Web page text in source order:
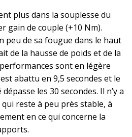
plus dans la souplesse du
gain de couple (+10 Nm).
peu de sa fougue dans le haut
de la hausse de poids et de la
sont en légère
abattu en 9,5 secondes et le
les 30 secondes. Il n’y a
reste à peu près stable, à
en ce qui concerne la